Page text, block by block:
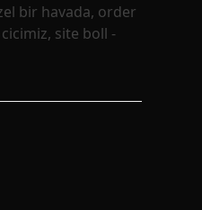
bir havada, order
site boll -